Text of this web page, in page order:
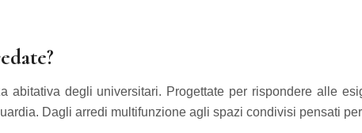
abitativa degli universitari. Progettate per rispondere alle
Dagli arredi multifunzione agli spazi condivisi pensati